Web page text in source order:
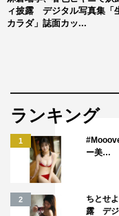
ィ披露 デジタル写真集「
カラダ」誌面カッ...
ランキング
1
ー美…
2
ちとせ
露 デ